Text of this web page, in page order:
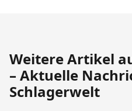
Weitere Artikel
– Aktuelle
Schlagerwelt